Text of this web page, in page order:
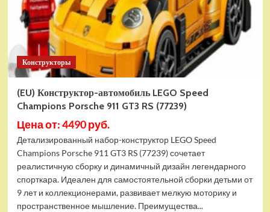
(ZV-
8971)
Конструкторы
(EU) Конструктор-автомобиль LEGO Speed
Champions Porsche 911 GT3 RS (77239)
Цена от: 4490 руб.
Детализированный набор-конструктор LEGO Speed
Champions Porsche 911 GT3 RS (77239) сочетает
реалистичную сборку и динамичный дизайн легендарного
спорткара. Идеален для самостоятельной сборки детьми от
9 лет и коллекционерами, развивает мелкую моторику и
пространственное мышление. Преимущества...